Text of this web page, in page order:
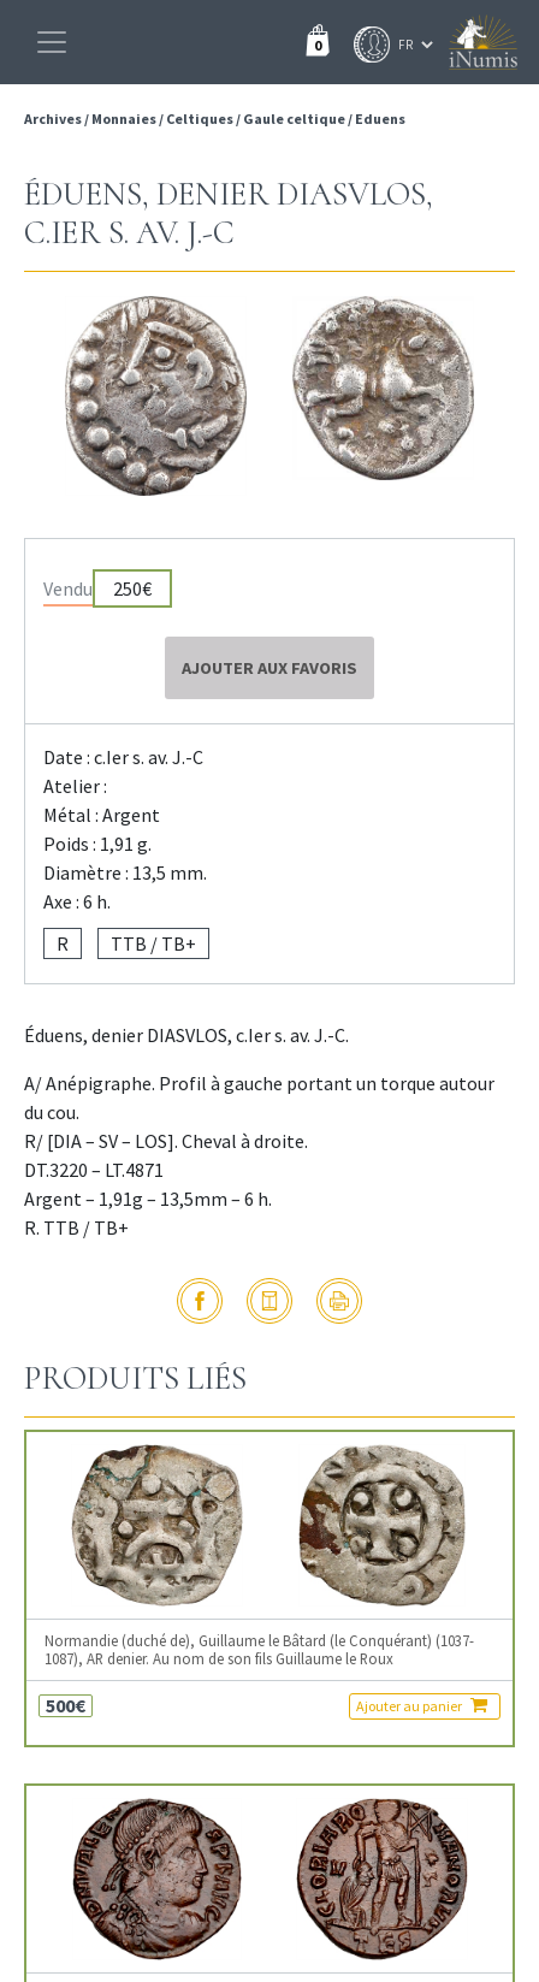
0
Archives/ Monnaies/ Celtiques/ Gaule celtique/ Eduens
ÉDUENS, DENIER DIASVLOS,
C.IER S. AV. J.-C
Vendu 250€
AJOUTER AUX FAVORIS
Date : c.Ier s. av. J.-C
Atelier :
Métal : Argent
Poids : 1,91 g.
Diamètre : 13,5 mm.
Axe : 6 h.
R
TTB / TB+
Éduens, denier DIASVLOS, c.Ier s. av. J.-C.
A/ Anépigraphe. Profil à gauche portant un torque autour
du cou.
R/ [DIA – SV – LOS]. Cheval à droite.
DT.3220 – LT.4871
Argent – 1,91g – 13,5mm – 6 h.
R. TTB / TB+
PRODUITS LIÉS
Normandie (duché de), Guillaume le Bâtard (le Conquérant) (1037-
1087), AR denier. Au nom de son fils Guillaume le Roux
500€ Ajouter au panier